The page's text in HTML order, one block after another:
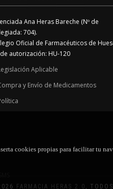
cookies propias para facilitar tu
Ana Heras Bareche (Nº de
704).
Oficial de Farmacéuticos de
de autorización: HU-120
Aplicable
y Envío de Medicamentos
FARMACIA HERAS 2.0 ,